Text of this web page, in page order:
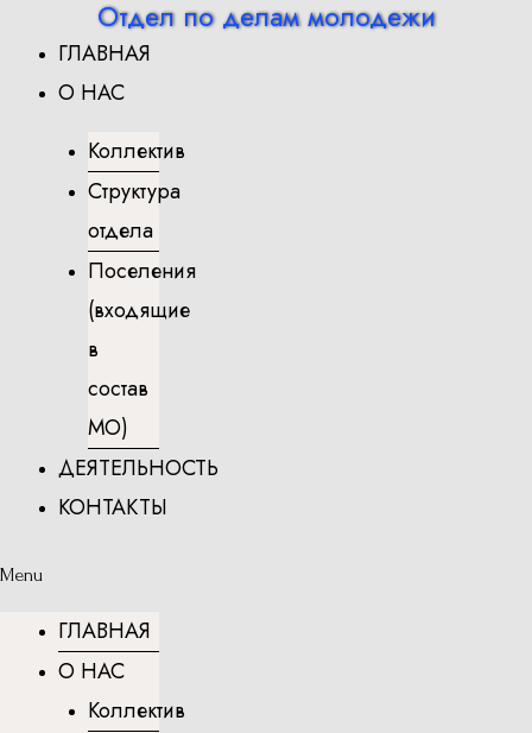
содержимому
Отдел по делам молодежи
ГЛАВНАЯ
О НАС
Коллектив
Структура
отдела
Поселения
(входящие
в
состав
МО)
ДЕЯТЕЛЬНОСТЬ
КОНТАКТЫ
Menu
ГЛАВНАЯ
О НАС
Коллектив